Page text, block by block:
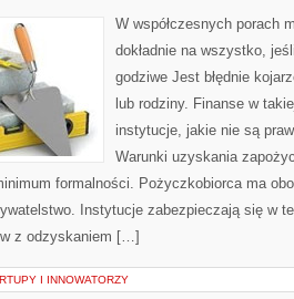
W współczesnych porach
dokładnie na wszystko,
godziwe Jest błędnie
lub rodziny. Finanse w
instytucje, jakie nie są
Warunki uzyskania
formalności. Pożyczkobiorca ma
Instytucje zabezpieczają się w
z odzyskaniem […]
I INNOWATORZY